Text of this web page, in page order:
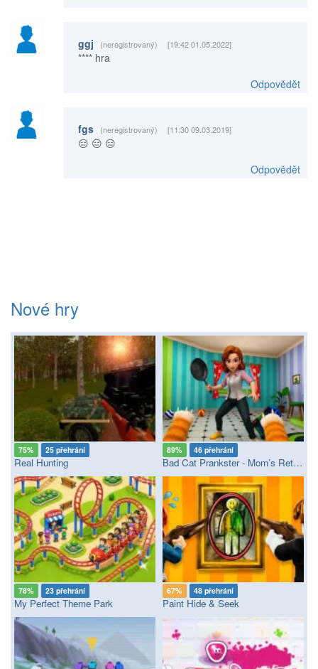
ggj (neregistrovaný) [19:42 01.05.2022]
**** hra
Odpovědět
fgs (neregistrovaný) [11:30 09.03.2019]
😑 😑 😑
Odpovědět
Nové hry
75% 25 přehrání
Real Hunting
89% 46 přehrání
Bad Cat Prankster - Mom’s Return
78% 23 přehrání
My Perfect Theme Park
67% 48 přehrání
Paint Hide & Seek